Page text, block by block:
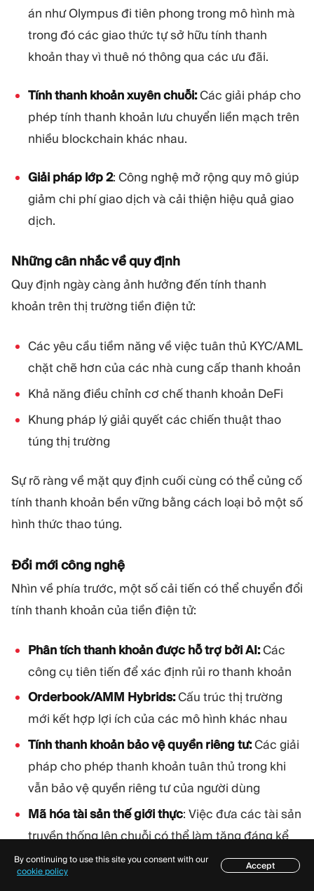
án như Olympus đi tiên phong trong mô hình mà
trong đó các giao thức tự sở hữu tính thanh
khoản thay vì thuê nó thông qua các ưu đãi.
Tính thanh khoản xuyên chuỗi:Các giải pháp cho
phép tính thanh khoản lưu chuyển liền mạch trên
nhiều blockchain khác nhau.
Giải pháp lớp 2: Công nghệ mở rộng quy mô giúp
giảm chi phí giao dịch và cải thiện hiệu quả giao
dịch.
Những cân nhắc về quy định
Quy định ngày càng ảnh hưởng đến tính thanh
khoản trên thị trường tiền điện tử:
Các yêu cầu tiềm năng về việc tuân thủ KYC/AML
chặt chẽ hơn của các nhà cung cấp thanh khoản
Khả năng điều chỉnh cơ chế thanh khoản DeFi
Khung pháp lý giải quyết các chiến thuật thao
túng thị trường
Sự rõ ràng về mặt quy định cuối cùng có thể củng cố
tính thanh khoản bền vững bằng cách loại bỏ một số
hình thức thao túng.
Đổi mới công nghệ
Nhìn về phía trước, một số cải tiến có thể chuyển đổi
tính thanh khoản của tiền điện tử:
Phân tích thanh khoản được hỗ trợ bởi AI:Các
công cụ tiên tiến để xác định rủi ro thanh khoản
Orderbook/AMM Hybrids:Cấu trúc thị trường
mới kết hợp lợi ích của các mô hình khác nhau
Tính thanh khoản bảo vệ quyền riêng tư:Các giải
pháp cho phép thanh khoản tuân thủ trong khi
vẫn bảo vệ quyền riêng tư của người dùng
Mã hóa tài sản thế giới thực: Việc đưa các tài sản
truyền thống lên chuỗi có thể làm tăng đáng kể
tính thanh khoản của tiền điện tử
Mục lục
By continuing to use this site you consent with our
cookie policy
Accept